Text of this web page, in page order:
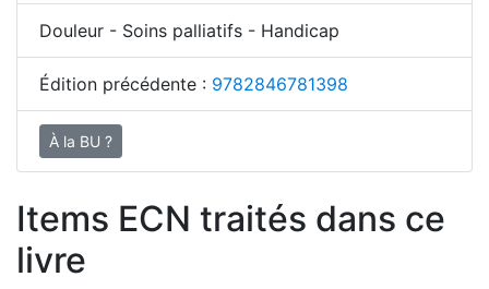
Douleur - Soins palliatifs - Handicap
Édition précédente : 9782846781398
À la BU ?
Items ECN traités dans ce
livre